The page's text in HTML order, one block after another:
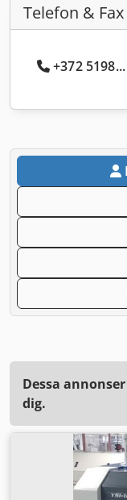
Telefon & Fax
+372
Dessa
dig.